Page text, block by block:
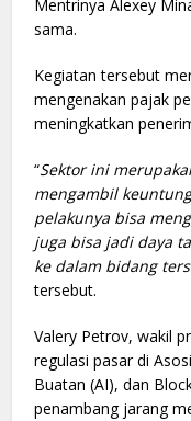
Mentrinya Alexey
sama.
Kegiatan tersebut
mengenakan pajak
meningkatkan
“Sektor ini
mengambil
pelakunya bisa
juga bisa jadi daya
ke dalam bidang
tersebut.
Valery Petrov, wakil
regulasi pasar di
Buatan (AI), dan
penambang jarang